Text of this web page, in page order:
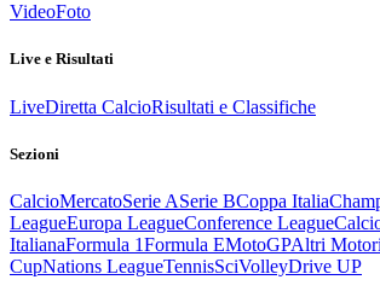
VideoFoto
Live e Risultati
LiveDiretta CalcioRisultati e Classifiche
Sezioni
CalcioMercatoSerie ASerie BCoppa Italia
LeagueEuropa LeagueConference League
ItalianaFormula 1Formula EMotoGPAltri Motori
CupNations LeagueTennisSciVolleyDrive UP